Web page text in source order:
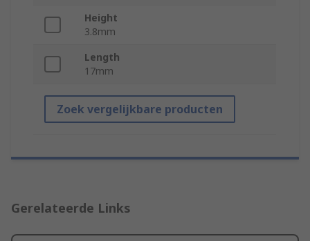
Height
3.8mm
Length
17mm
Zoek vergelijkbare producten
Gerelateerde Links